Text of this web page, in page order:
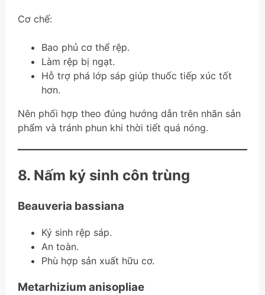
Cơ chế:
Bao phủ cơ thể rệp.
Làm rệp bị ngạt.
Hỗ trợ phá lớp sáp giúp thuốc tiếp xúc tốt
hơn.
Nên phối hợp theo đúng hướng dẫn trên nhãn sản
phẩm và tránh phun khi thời tiết quá nóng.
8. Nấm ký sinh côn trùng
Beauveria bassiana
Ký sinh rệp sáp.
An toàn.
Phù hợp sản xuất hữu cơ.
Metarhizium anisopliae